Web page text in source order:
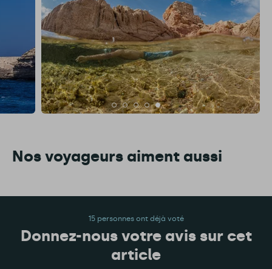
Nos voyageurs aiment aussi
15 personnes ont déjà voté
Donnez-nous votre avis sur cet
article